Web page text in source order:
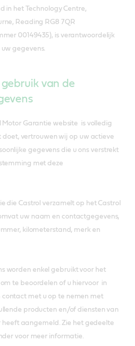
in het Technology Centre,
Reading RG8 7QR
00149435), is verantwoordelijk
gegevens.
van de
Motor Garantie website is volledig
doet, vertrouwen wij op uw actieve
gegevens die u ons verstrekt
met deze
die Castrol verzamelt op het Castrol
uw naam en contactgegevens,
kilometerstand, merk en
worden enkel gebruikt voor het
te beoordelen of u hiervoor in
met u op te nemen met
producten en/of diensten van
heeft aangemeld. Zie het gedeelte
voor meer informatie.